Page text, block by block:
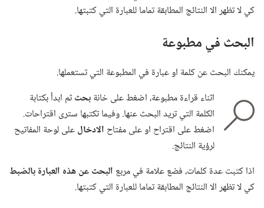
كي لا تظهر الا النتائج المطابقة تماما للعبارة التي كتبتها.‏
البحث في مطبوعة
يمكنك البحث عن كلمة او عبارة في المطبوعة التي تستعملها.‏
اثناء قراءة مطبوعة،‏ اضغط على خانةبحثثم ابدأ بكتابة
الكلمة التي تريد البحث عنها.‏ وفيما تكتبها سترى اقتراحات.‏
اضغط على اقتراح او على مفتاح الادخالعلى لوحة المفاتيح
لرؤية النتائج.‏
اذا كتبت عدة كلمات،‏ فضع علامة في مربع البحث عن هذه العبارة بالضبط
كي لا تظهر الا النتائج المطابقة تماما للعبارة التي كتبتها.‏